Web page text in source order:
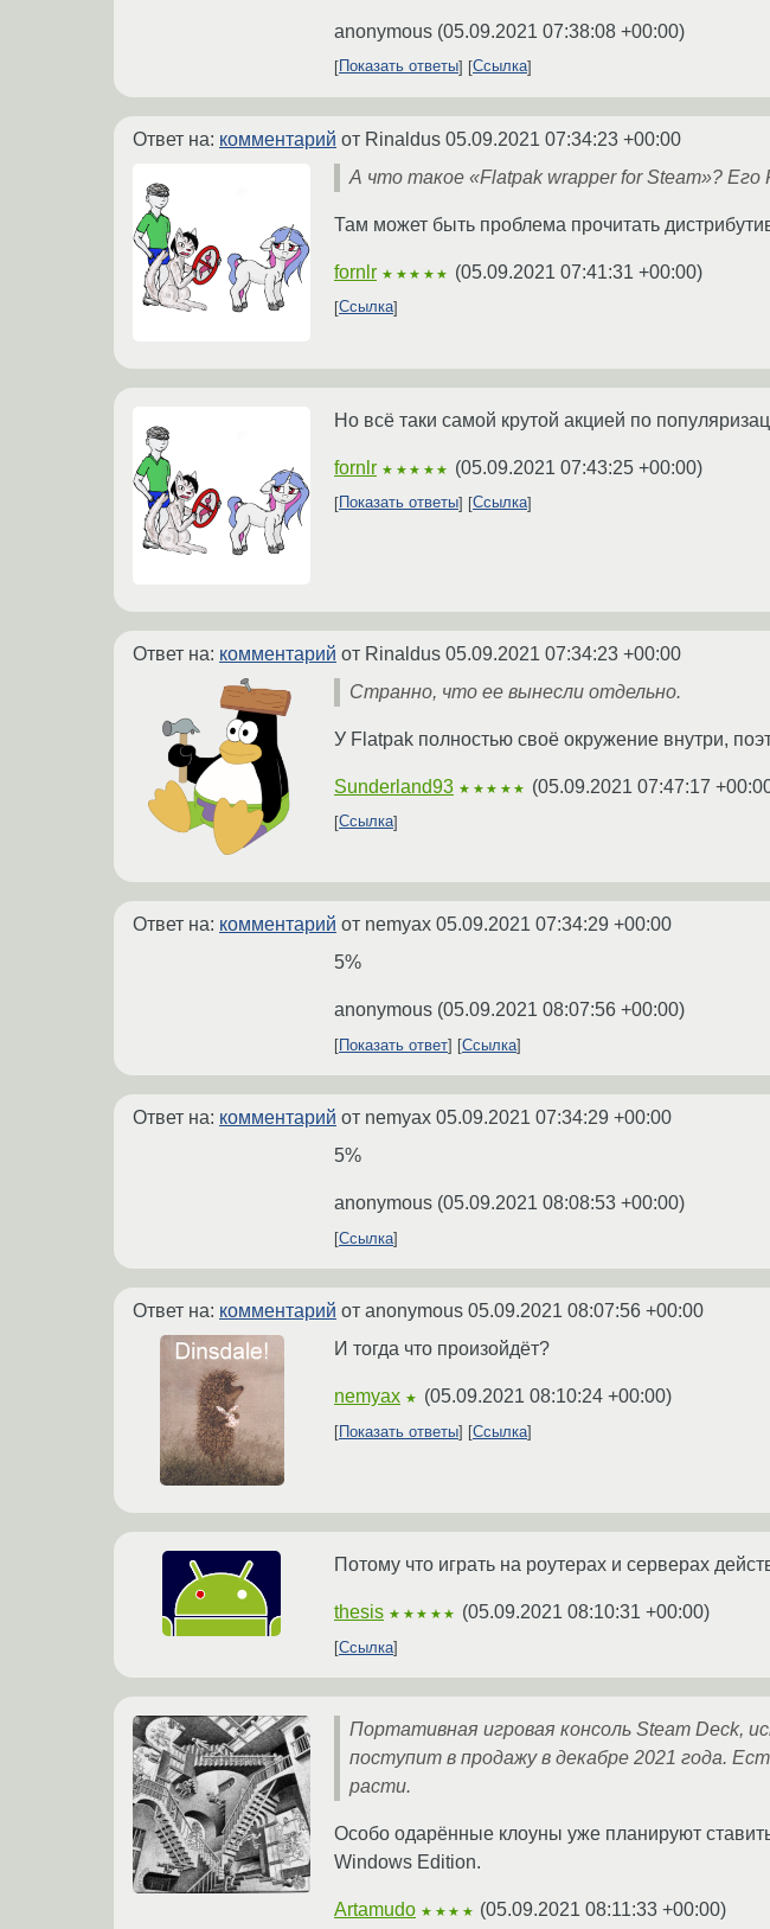
anonymous (05.09.2021 07:38:08 +00:00)
Показать ответы Ссылка
Ответ на: комментарий от Rinaldus 05.09.2021 07:34:23 +00:00
А что такое «Flatpak wrapper for Steam»?
Там может быть проблема прочитать
fornlr ★★★★★ (05.09.2021 07:41:31 +00:00)
Ссылка
Но всё таки самой крутой акцией по
fornlr ★★★★★ (05.09.2021 07:43:25 +00:00)
Показать ответы Ссылка
Ответ на: комментарий от Rinaldus 05.09.2021 07:34:23 +00:00
Странно, что ее вынесли отдельно.
У Flatpak полностью своё окружение внутри,
Sunderland93 ★★★★★ (05.09.2021 07:47:17
Ссылка
Ответ на: комментарий от nemyax 05.09.2021 07:34:29 +00:00
5%
anonymous (05.09.2021 08:07:56 +00:00)
Показать ответ Ссылка
Ответ на: комментарий от nemyax 05.09.2021 07:34:29 +00:00
5%
anonymous (05.09.2021 08:08:53 +00:00)
Ссылка
Ответ на: комментарий от anonymous 05.09.2021 08:07:56 +00:00
И тогда что произойдёт?
nemyax ★ (05.09.2021 08:10:24 +00:00)
Показать ответы Ссылка
Потому что играть на роутерах и серверах
thesis ★★★★★ (05.09.2021 08:10:31 +00:00)
Ссылка
Портативная игровая консоль Steam Deck,
поступит в продажу в декабре 2021 года.
расти.
Особо одарённые клоуны уже планируют
Windows Edition.
Artamudo ★★★★ (05.09.2021 08:11:33 +00:00)